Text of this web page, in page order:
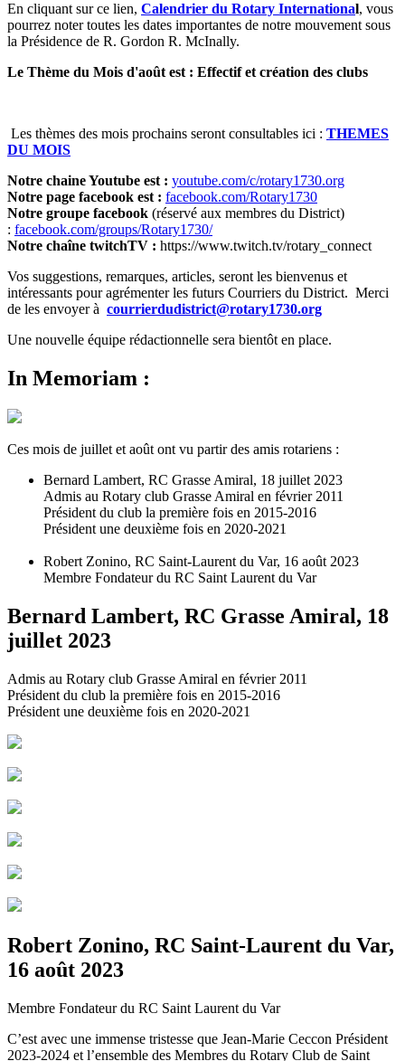
En cliquant sur ce lien, Calendrier du Rotary International, vous
pourrez noter toutes les dates importantes de notre mouvement sous
la Présidence de R. Gordon R. McInally.
Le Thème du Mois d'août est : Effectif et création des clubs
Les thèmes des mois prochains seront consultables ici : THEMES
DU MOIS
Notre chaine Youtube est : youtube.com/c/rotary1730.org
Notre page facebook est : facebook.com/Rotary1730
Notre groupe facebook (réservé aux membres du District)
: facebook.com/groups/Rotary1730/
Notre chaîne twitchTV : https://www.twitch.tv/rotary_connect
Vos suggestions, remarques, articles, seront les bienvenus et
intéressants pour agrémenter les futurs Courriers du District. Merci
de les envoyer à courrierdudistrict@rotary1730.org
Une nouvelle équipe rédactionnelle sera bientôt en place.
In Memoriam :
Ces mois de juillet et août ont vu partir des amis rotariens :
Bernard Lambert, RC Grasse Amiral, 18 juillet 2023
Admis au Rotary club Grasse Amiral en février 2011
Président du club la première fois en 2015-2016
Président une deuxième fois en 2020-2021
Robert Zonino, RC Saint-Laurent du Var, 16 août 2023
Membre Fondateur du RC Saint Laurent du Var
Bernard Lambert, RC Grasse Amiral, 18
juillet 2023
Admis au Rotary club Grasse Amiral en février 2011
Président du club la première fois en 2015-2016
Président une deuxième fois en 2020-2021
Robert Zonino, RC Saint-Laurent du Var,
16 août 2023
Membre Fondateur du RC Saint Laurent du Var
C’est avec une immense tristesse que Jean-Marie Ceccon Président
2023-2024 et l’ensemble des Membres du Rotary Club de Saint